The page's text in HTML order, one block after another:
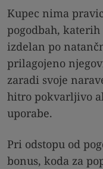
Kupec nima
pogodbah,
izdelan po
prilagojeno
zaradi svoje
hitro pokvarljivo
uporabe.
Pri odstopu od
bonus, koda za